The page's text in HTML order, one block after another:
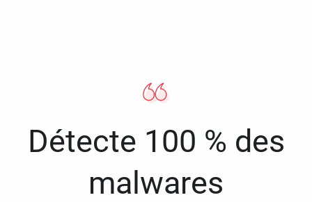
Détecte 100 % des
malwares